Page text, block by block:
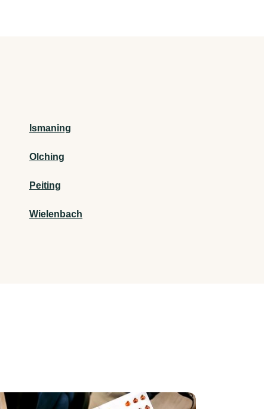
Ismaning
Olching
Peiting
Wielenbach